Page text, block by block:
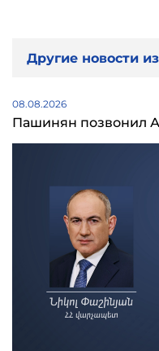
Другие новости
08.08.2026
Пашинян позвонил